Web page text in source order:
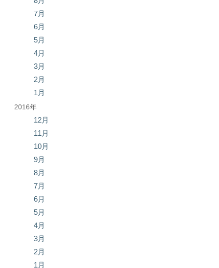
7月
6月
5月
4月
3月
2月
1月
2016年
12月
11月
10月
9月
8月
7月
6月
5月
4月
3月
2月
1月